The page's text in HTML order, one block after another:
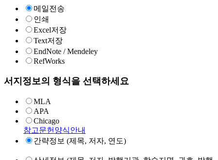
메일전송
인쇄
Excel저장
Text저장
EndNote / Mendeley
RefWorks
서지정보의 형식을 선택하세요
MLA
APA
Chicago
참고문헌양식안내
간략정보 (제목, 저자, 연도)